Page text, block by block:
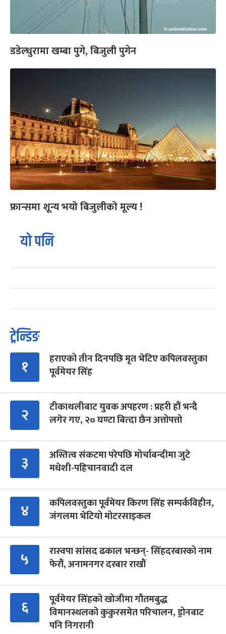
डडेल्धुरामा खम्बा पुगे, बिजुली पुगेन
फ्रान्समा शून्य भयो बिजुलीको मूल्य !
यो पनि
ट्रेन्डिङ
१
हराएको तीन दिनपछि मृत भेटिए कपिलवस्तुका
पूर्वमेयर सिंह
२
टीकाथलीबाट युवक अपहरण : प्रहरी हौं भन्दै
लगेर गए, २० घण्टा बित्दा छैन अत्तोपत्तो
३
अस्तित्व संकटमा परेपछि मोर्चाबन्दीमा जुटे
मधेशी-पहिचानवादी दल
४
कपिलवस्तुका पूर्वमेयर किरण सिंह सम्पर्कविहीन,
जंगलमा भेटियो मोटरसाइकल
५
रास्वपा सांसद ढकाल भन्छन्- सिंहदरबारको नाम
फेरौं, अनामनगर दरबार राखौं
६
पूर्वमेयर सिंहको खोजीमा गौतमबुद्ध
विमानस्थलको कुकुरसमेत परिचालन, ड्रोनबाट
पनि निगरानी